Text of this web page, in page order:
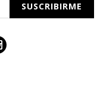
SUSCRIBIRME